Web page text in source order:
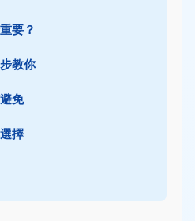
要？
教你
免
擇